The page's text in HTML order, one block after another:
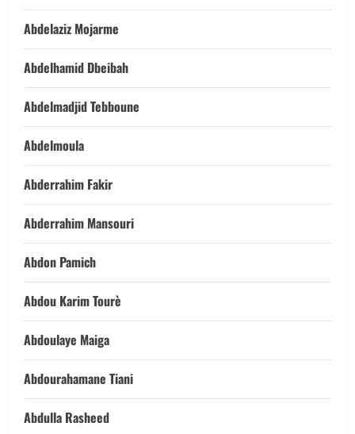
Abdelaziz Mojarme
Abdelhamid Dbeibah
Abdelmadjid Tebboune
Abdelmoula
Abderrahim Fakir
Abderrahim Mansouri
Abdon Pamich
Abdou Karim Tourè
Abdoulaye Maiga
Abdourahamane Tiani
Abdulla Rasheed